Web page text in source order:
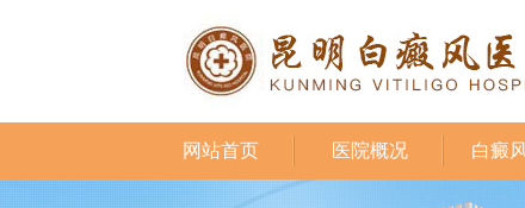
网站首页 医院概况 白癜